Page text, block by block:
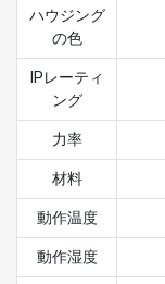
ハウジング
の色
IPレーティ
ング
力率
材料
動作温度
動作湿度